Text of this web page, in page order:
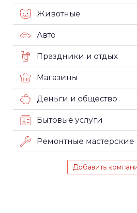
Животные
Авто
Праздники и отдых
Магазины
Деньги и общество
Бытовые услуги
Ремонтные мастерские
Добавить